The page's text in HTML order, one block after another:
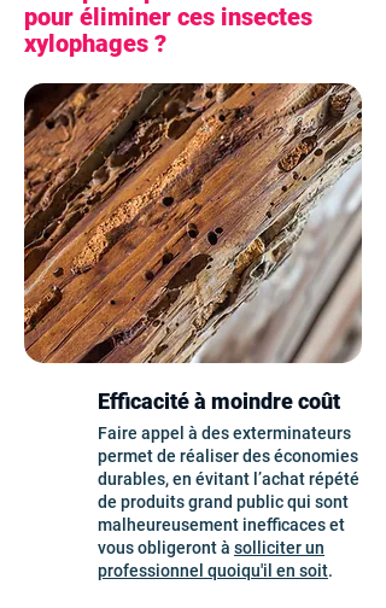
pour éliminer ces insectes
xylophages ?
Efficacité à moindre coût
Faire appel à des exterminateurs
permet de réaliser des économies
durables, en évitant l’achat répété
de produits grand public qui sont
malheureusement inefficaces et
vous obligeront à solliciter un
professionnel quoiqu'il en soit.